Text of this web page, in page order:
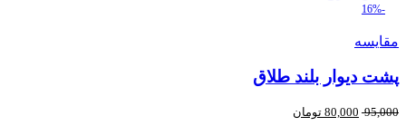
-16%
مقایسه
پشت دیوار بلند طلاق
95,000
80,000 تومان